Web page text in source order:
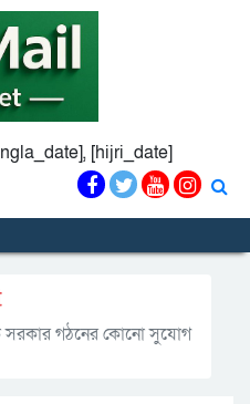
[hijri_date]
সরকার গঠনের কোনো সুযোগ